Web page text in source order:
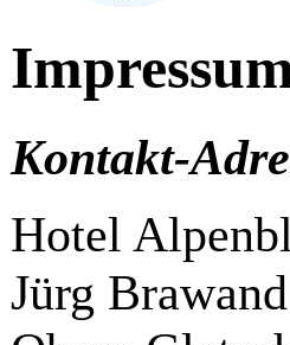
Kontakt-
Hotel
Jürg Brawand